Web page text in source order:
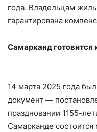
года. Владельцам
гарантирована
Самарканд
14 марта 2025 года
документ —
праздновании 1155-
Самарканде